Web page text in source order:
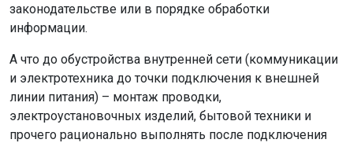
законодательстве или в порядке обработки
информации.
А что до обустройства внутренней сети (коммуникации
и электротехника до точки подключения к внешней
линии питания) – монтаж проводки,
электроустановочных изделий, бытовой техники и
прочего рационально выполнять после подключения